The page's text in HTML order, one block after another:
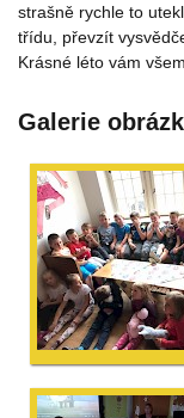
strašně rychle to
třídu, převzít
Krásné léto vám
Galerie